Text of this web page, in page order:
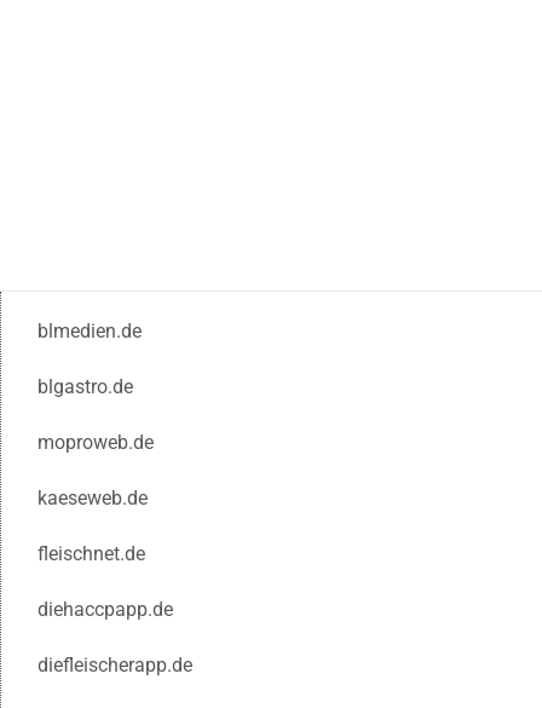
blmedien.de
blgastro.de
moproweb.de
kaeseweb.de
fleischnet.de
diehaccpapp.de
diefleischerapp.de